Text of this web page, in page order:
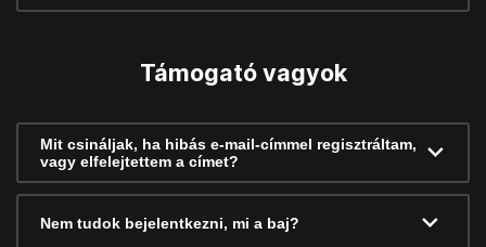
Támogató vagyok
Mit csináljak, ha hibás e-mail-címmel regisztráltam,
vagy elfelejtettem a címet?
Nem tudok bejelentkezni, mi a baj?